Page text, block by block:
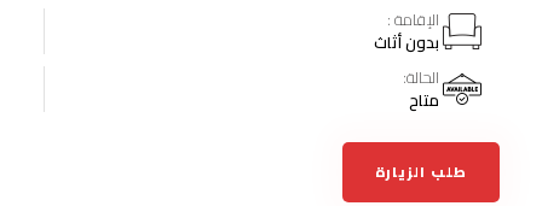
الإقامة :
بدون أثاث
الحالة:
متاح
طلب الزيارة